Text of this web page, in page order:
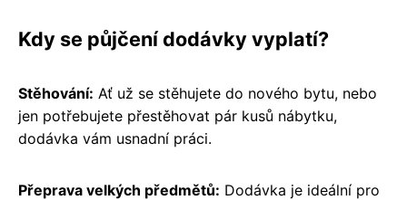
Kdy se půjčení dodávky vyplatí?
Stěhování: Ať už se stěhujete do nového bytu, nebo
jen potřebujete přestěhovat pár kusů nábytku,
dodávka vám usnadní práci.
Přeprava velkých předmětů: Dodávka je ideální pro